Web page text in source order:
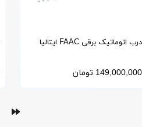
درب اتوماتیک برقی FAAC ایتالیا
مدل Air1400
149,000,000 تومان